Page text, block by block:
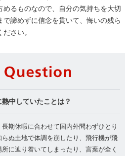
めるものなので、自分の気持ちを大切
諦めずに信念を貫いて、悔いの残ら
さい。
中していたことは？
期休暇に合わせて国内外問わずひとり
ぬ土地で体調を崩したり、飛行機が飛
に辿り着いてしまったり、言葉が全く